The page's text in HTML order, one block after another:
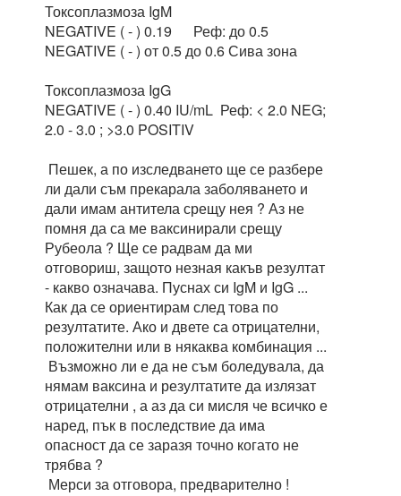
Токсоплазмоза IgM
NEGATIVE ( - ) 0.19 Реф: до 0.5
NEGATIVE ( - ) от 0.5 до 0.6 Сива зона
Токсоплазмоза IgG
NEGATIVE ( - ) 0.40 IU/mL Реф: < 2.0 NEG;
2.0 - 3.0 ; >3.0 POSITIV
Пешек, а по изследването ще се разбере
ли дали съм прекарала заболяването и
дали имам антитела срещу нея ? Аз не
помня да са ме ваксинирали срещу
Рубеола ? Ще се радвам да ми
отговориш, защото незная какъв резултат
- какво означава. Пуснах си IgM и IgG ...
Как да се ориентирам след това по
резултатите. Ако и двете са отрицателни,
положителни или в някаква комбинация ...
Възможно ли е да не съм боледувала, да
нямам ваксина и резултатите да излязат
отрицателни , а аз да си мисля че всичко е
наред, пък в последствие да има
опасност да се заразя точно когато не
трябва ?
Мерси за отговора, предварително !